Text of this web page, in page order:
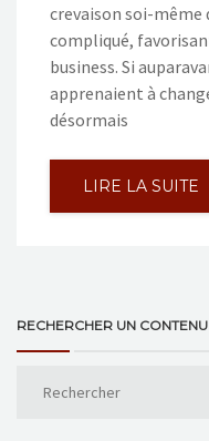
crevaison soi-même
compliqué,
business. Si
apprenaient à
désormais
LIRE LA SUITE
RECHERCHER UN CONTENU